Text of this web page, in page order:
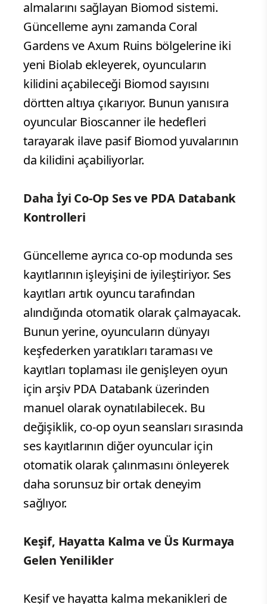
almalarını sağlayan Biomod sistemi.
Güncelleme aynı zamanda Coral
Gardens ve Axum Ruins bölgelerine iki
yeni Biolab ekleyerek, oyuncuların
kilidini açabileceği Biomod sayısını
dörtten altıya çıkarıyor. Bunun yanısıra
oyuncular Bioscanner ile hedefleri
tarayarak ilave pasif Biomod yuvalarının
da kilidini açabiliyorlar.
Daha İyi Co-Op Ses ve PDA Databank
Kontrolleri
Güncelleme ayrıca co-op modunda ses
kayıtlarının işleyişini de iyileştiriyor. Ses
kayıtları artık oyuncu tarafından
alındığında otomatik olarak çalmayacak.
Bunun yerine, oyuncuların dünyayı
keşfederken yaratıkları taraması ve
kayıtları toplaması ile genişleyen oyun
için arşiv PDA Databank üzerinden
manuel olarak oynatılabilecek. Bu
değişiklik, co-op oyun seansları sırasında
ses kayıtlarının diğer oyuncular için
otomatik olarak çalınmasını önleyerek
daha sorunsuz bir ortak deneyim
sağlıyor.
Keşif, Hayatta Kalma ve Üs Kurmaya
Gelen Yenilikler
Keşif ve hayatta kalma mekanikleri de